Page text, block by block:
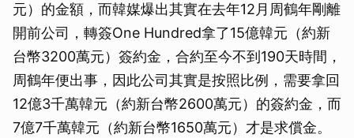
元）的金額，而韓媒爆出其實在去年12月周鶴年剛離
開前公司，轉簽One Hundred拿了15億韓元（約新
台幣3200萬元）簽約金，合約至今不到190天時間，
周鶴年便出事，因此公司其實是按照比例，需要拿回
12億3千萬韓元（約新台幣2600萬元）的簽約金，而
7億7千萬韓元（約新台幣1650萬元）才是求償金。